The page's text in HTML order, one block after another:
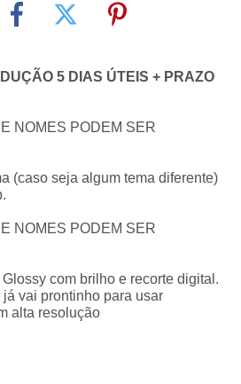
5 DIAS ÚTEIS + PRAZO
NOMES PODEM SER
(caso seja algum tema diferente)
NOMES PODEM SER
com brilho e recorte digital.
vai prontinho para usar
alta resolução